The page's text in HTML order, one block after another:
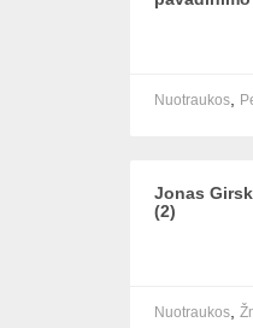
Nuotraukos,
Jonas
(2)
Nuotraukos,